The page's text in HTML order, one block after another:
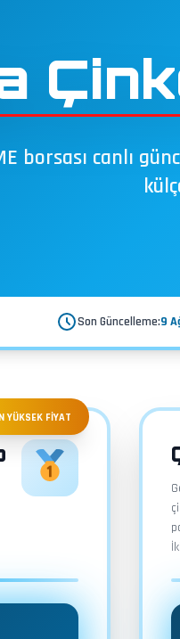
borsası canlı
Son Güncelleme:9
YÜKSEK FİYAT